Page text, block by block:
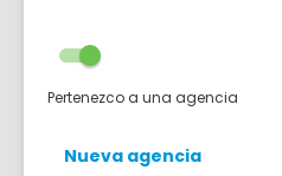
Pertenezco a una agencia
Nueva agencia